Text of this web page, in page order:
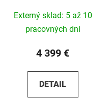
Externý sklad: 5 až 10
pracovných dní
4 399 €
DETAIL